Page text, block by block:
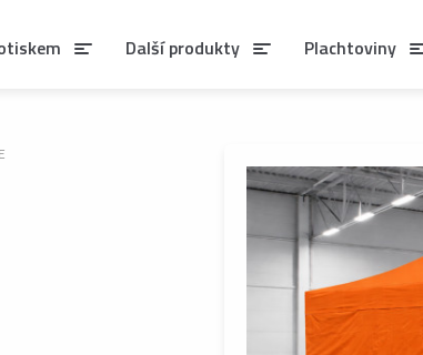
Další produkty Plachtoviny